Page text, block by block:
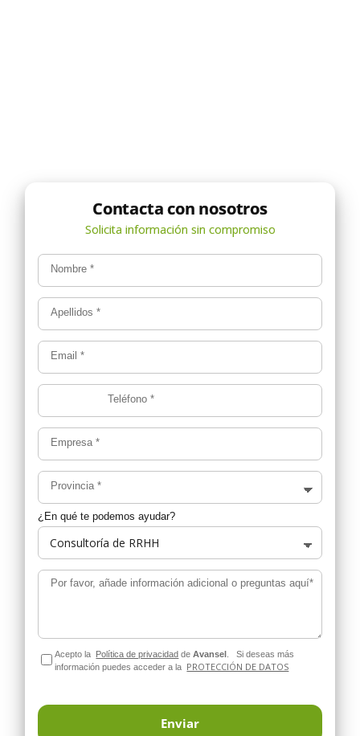
Nombre*
Apellidos*
Email*
Teléfono*
Empresa*
Provincia*
¿En qué te podemos ayudar?
Por favor, añade información adicional o preguntas aquí*
Acepto la Política de privacidad deAvansel .Si deseas más
información puedes acceder a la PROTECCIÓN DE DATOS